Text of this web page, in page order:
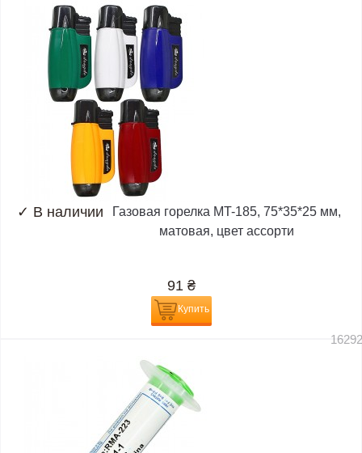
✓ В наличии
Газовая горелка MT-185, 75*35*25 мм,
матовая, цвет ассорти
91 ₴
Купить